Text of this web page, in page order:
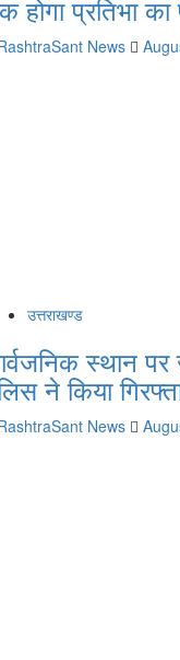
होगा प्रतिभा का
News
उत्तराखण्ड
स्थान
ने किया
News